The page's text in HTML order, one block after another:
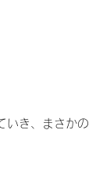
いき、まさかの